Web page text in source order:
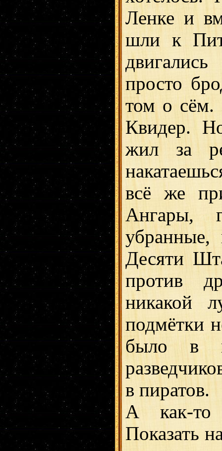
Ленке и
шли к
просто
том о сём.
Квидер.
жил за
всё же
Ангары,
убранные,
Десяти
против
никакой
подмётки
было в
в пиратов.
А как-
Показать